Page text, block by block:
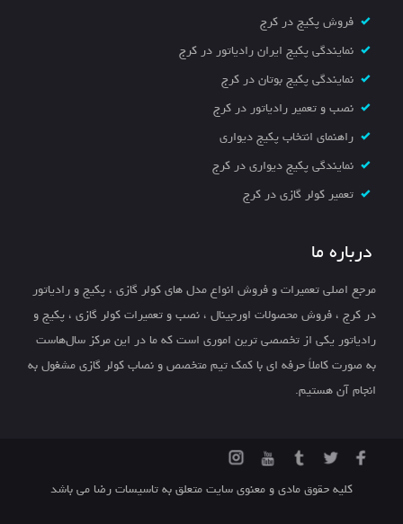
فروش پکیج در کرج
نمایندگی پکیج ایران رادیاتور در کرج
نمایندگی پکیج بوتان در کرج
نصب و تعمیر رادیاتور در کرج
راهنمای انتخاب پکیج دیواری
نمایندگی پکیج دیواری در کرج
تعمیر کولر گازی در کرج
درباره ما
مرجع اصلی تعمیرات و فروش انواع مدل های کولر گازی ، پکیج و رادیاتور
در کرج ، فروش محصولات اورجینال ، نصب و تعمیرات کولر گازی ، پکیج و
رادیاتور یکی از تخصصی ترین اموری است که ما در این مرکز سال‌هاست
به صورت کاملاً حرفه ای با کمک تیم متخصص و نصاب کولر گازی مشغول به
انجام آن هستیم.
کلیه حقوق مادی و معنوی سایت متعلق به تاسیسات رضا می باشد